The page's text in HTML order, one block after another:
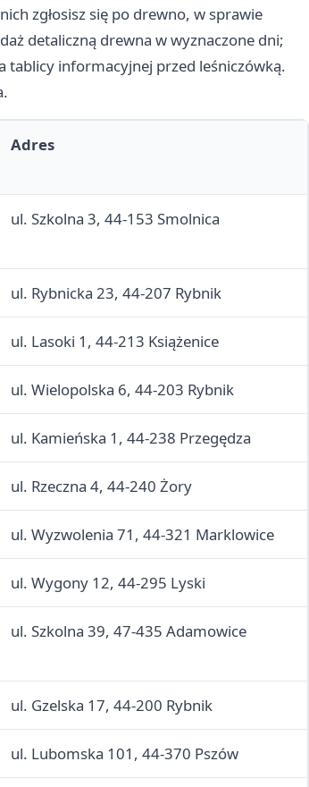
zgłosisz się po drewno, w sprawie
detaliczną drewna w wyznaczone dni;
tablicy informacyjnej przed leśniczówką.
Adres
ul. Szkolna 3, 44-153 Smolnica
ul. Rybnicka 23, 44-207 Rybnik
ul. Lasoki 1, 44-213 Książenice
ul. Wielopolska 6, 44-203 Rybnik
ul. Kamieńska 1, 44-238 Przegędza
ul. Rzeczna 4, 44-240 Żory
ul. Wyzwolenia 71, 44-321 Marklowice
ul. Wygony 12, 44-295 Lyski
ul. Szkolna 39, 47-435 Adamowice
ul. Gzelska 17, 44-200 Rybnik
ul. Lubomska 101, 44-370 Pszów